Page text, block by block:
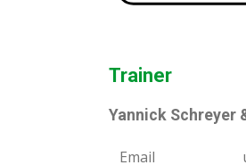
Trainer
Yannick Schreyer
Email